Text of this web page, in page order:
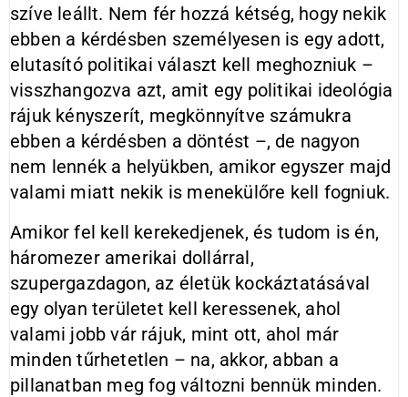
szíve leállt. Nem fér hozzá kétség, hogy nekik
ebben a kérdésben személyesen is egy adott,
elutasító politikai választ kell meghozniuk –
visszhangozva azt, amit egy politikai ideológia
rájuk kényszerít, megkönnyítve számukra
ebben a kérdésben a döntést –, de nagyon
nem lennék a helyükben, amikor egyszer majd
valami miatt nekik is menekülőre kell fogniuk.
Amikor fel kell kerekedjenek, és tudom is én,
három­ezer amerikai dollárral,
szupergazdagon, az életük kockáztatásával
egy olyan területet kell keressenek, ahol
valami jobb vár rájuk, mint ott, ahol már
minden tűrhetetlen – na, akkor, abban a
pillanatban meg fog változni bennük minden.